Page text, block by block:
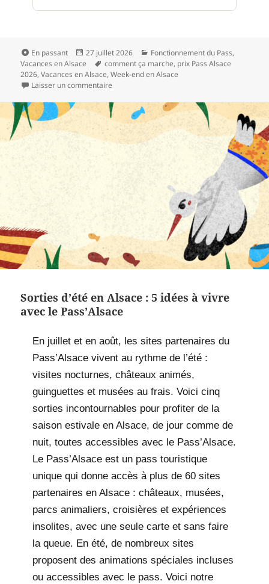
Format
En passant
Publié
le
27 juillet 2026 Catégories
Fonctionnement du Pass,
Vacances en Alsace
Mots-
clés
comment ça marche, prix Pass Alsace
2026,Vacances en Alsace,Week-end en Alsace
Laisser un commentaire
Sorties d’été en Alsace : 5 idées à vivre
avec le Pass’Alsace
En juillet et en août, les sites partenaires du
Pass’Alsace vivent au rythme de l’été :
visites nocturnes, châteaux animés,
guinguettes et musées au frais. Voici cinq
sorties incontournables pour profiter de la
saison estivale en Alsace, de jour comme de
nuit, toutes accessibles avec le Pass’Alsace.
Le Pass’Alsace est un pass touristique
unique qui donne accès à plus de 60 sites
partenaires en Alsace : châteaux, musées,
parcs animaliers, croisières et expériences
insolites, avec une seule carte et sans faire
la queue. En été, de nombreux sites
proposent des animations spéciales incluses
ou accessibles avec le pass. Voici notre